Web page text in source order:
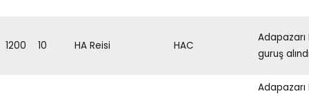
1200 10 HA Reisi HAC
Adapazarı
guruş
Adapazarı